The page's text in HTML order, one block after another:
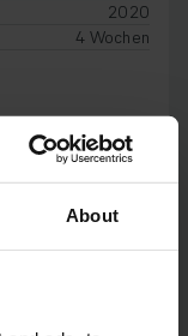
About
2020
4 Wochen